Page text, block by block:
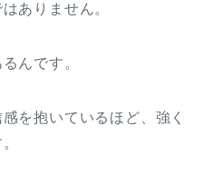
ありません。
んです。
を抱いているほど、強く